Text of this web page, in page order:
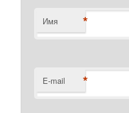
Имя *
E-mail *